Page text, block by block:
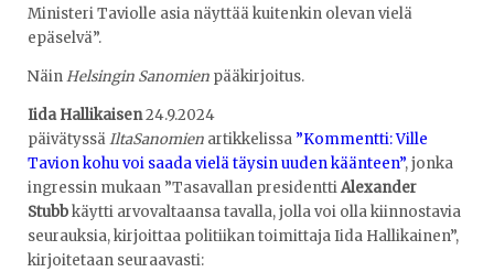
Ministeri Taviolle asia näyttää kuitenkin olevan vielä
epäselvä”.
NäinHelsingin Sanomien pääkirjoitus.
Iida Hallikaisen24.9.2024
päivätyssäIltaSanomien artikkelissa ”Kommentti: Ville
Tavion kohu voi saada vielä täysin uuden käänteen”, jonka
ingressin mukaan ”Tasavallan presidenttiAlexander
Stubbkäytti arvovaltaansa tavalla, jolla voi olla kiinnostavia
seurauksia, kirjoittaa politiikan toimittaja Iida Hallikainen”,
kirjoitetaan seuraavasti: